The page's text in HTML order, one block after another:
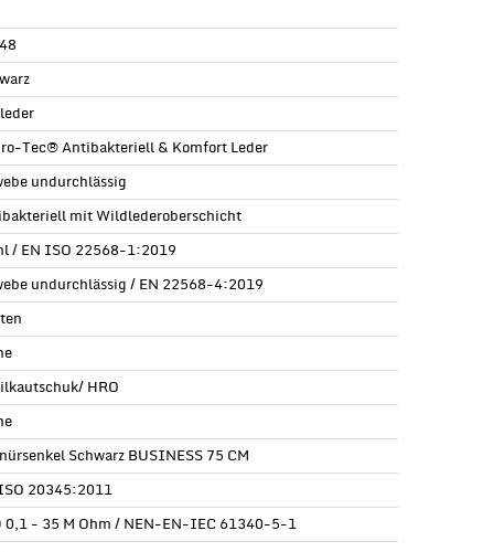
Tec® Antibakteriell & Komfort Leder
undurchlässig
mit Wildlederoberschicht
/ EN ISO 22568-1:2019
undurchlässig / EN 22568-4:2019
HRO
Schwarz BUSINESS 75 CM
20345:2011
0,1 - 35 M Ohm / NEN-EN-IEC 61340-5-1